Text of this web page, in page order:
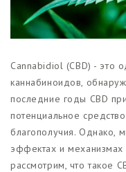
Какао и
Cannabidiol (CBD) - это
каннабиноидов,
последние годы CBD
потенциальное
благополучия. Однако,
эффектах и механизмах
рассмотрим, что такое